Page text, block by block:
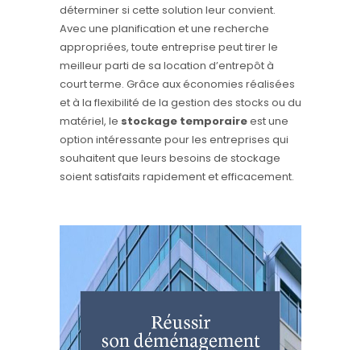
déterminer si cette solution leur convient.
Avec une planification et une recherche
appropriées, toute entreprise peut tirer le
meilleur parti de sa location d’entrepôt à
court terme. Grâce aux économies réalisées
et à la flexibilité de la gestion des stocks ou du
matériel, le stockage temporaireest une
option intéressante pour les entreprises qui
souhaitent que leurs besoins de stockage
soient satisfaits rapidement et efficacement.